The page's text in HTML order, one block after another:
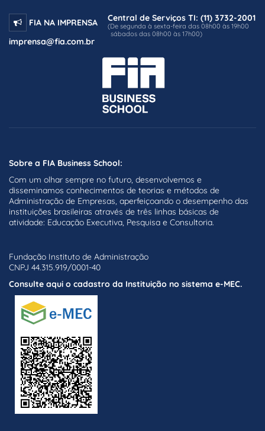
FIA NA IMPRENSA
imprensa@fia.com.br
Central de Serviços TI: (11) 3732-2001
(De segunda à sexta-feira das 08h00 às 19h00
sábados das 08h00 às 17h00)
Sobre a FIA Business School:
Com um olhar sempre no futuro, desenvolvemos e
disseminamos conhecimentos de teorias e métodos de
Administração de Empresas, aperfeiçoando o desempenho das
instituições brasileiras através de três linhas básicas de
atividade: Educação Executiva, Pesquisa e Consultoria.
Fundação Instituto de Administração
CNPJ 44.315.919/0001-40
Consulte aqui o cadastro da Instituição no sistema e-MEC.